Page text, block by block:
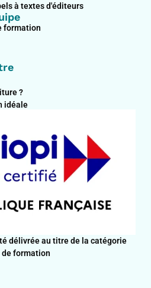
à textes d'éditeurs
formation
?
idéale
délivrée au titre de la catégorie
de formation